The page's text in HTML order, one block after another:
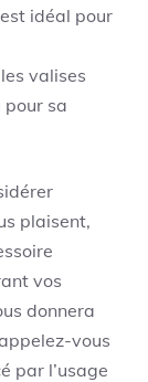
idéal pour
valises
pour sa
plaisent,
vos
donnera
vous
par l’usage